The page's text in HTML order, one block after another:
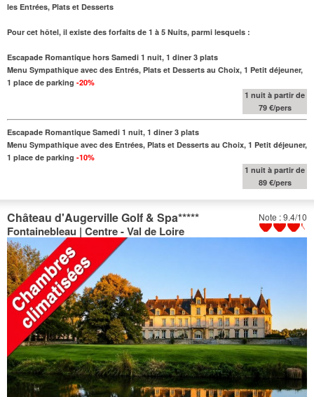
les Entrées, Plats et Desserts
Pour cet hôtel, il existe des forfaits de 1 à 5 Nuits, parmi lesquels :
Escapade Romantique hors Samedi 1 nuit, 1 diner 3 plats
Menu Sympathique avec des Entrés, Plats et Desserts au Choix, 1 Petit déjeuner,
1 place de parking -20%
1 nuit à partir de
79 €/pers
Escapade Romantique Samedi 1 nuit, 1 diner 3 plats
Menu Sympathique avec des Entrées, Plats et Desserts au Choix, 1 Petit déjeuner,
1 place de parking -10%
1 nuit à partir de
89 €/pers
Note : 9.4/10
Château d'Augerville Golf & Spa*****
Fontainebleau | Centre - Val de Loire